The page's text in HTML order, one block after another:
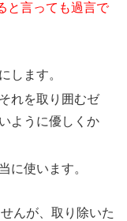
と言っても過言で
します。
れを取り囲むゼ
ように優しくか
に使います。
んが、取り除いた